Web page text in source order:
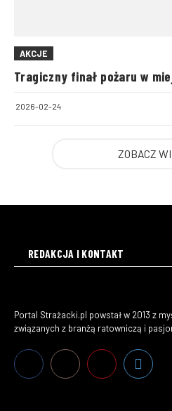
AKCJE
Tragiczny finał pożaru w
2026-02-24
ZOBACZ
REDAKCJA I KONTAKT
Portal Strażacki.pl powstał w 2013 z
związanych z branżą ratowniczą i